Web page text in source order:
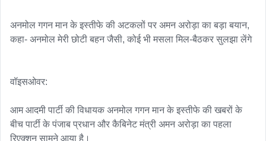
अनमोल गगन मान के इस्तीफे की अटकलों पर अमन अरोड़ा का बड़ा बयान,
कहा- अनमोल मेरी छोटी बहन जैसी, कोई भी मसला मिल-बैठकर सुलझा लेंगे
वॉइसओवर:
आम आदमी पार्टी की विधायक अनमोल गगन मान के इस्तीफे की खबरों के
बीच पार्टी के पंजाब प्रधान और कैबिनेट मंत्री अमन अरोड़ा का पहला
रिएक्शन सामने आया है।